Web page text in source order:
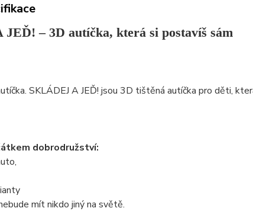
– 3D autíčka, která si postavíš sám
SKLÁDEJ A JEĎ! jsou 3D tištěná autíčka pro děti,
dobrodružství:
mít nikdo jiný na světě.